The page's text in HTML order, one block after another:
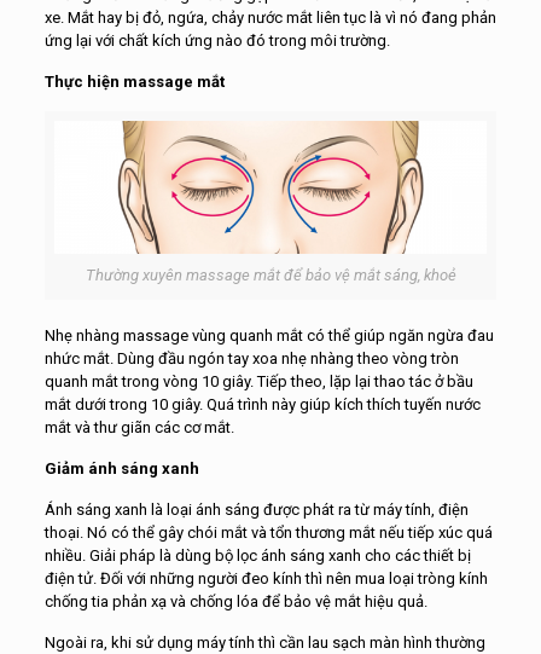
xe. Mắt hay bị đỏ, ngứa, chảy nước mắt liên tục là vì nó đang phản
ứng lại với chất kích ứng nào đó trong môi trường.
Thực hiện massage mắt
Thường xuyên massage mắt để bảo vệ mắt sáng, khoẻ
Nhẹ nhàng massage vùng quanh mắt có thể giúp ngăn ngừa đau
nhức mắt. Dùng đầu ngón tay xoa nhẹ nhàng theo vòng tròn
quanh mắt trong vòng 10 giây. Tiếp theo, lặp lại thao tác ở bầu
mắt dưới trong 10 giây. Quá trình này giúp kích thích tuyến nước
mắt và thư giãn các cơ mắt.
Giảm ánh sáng xanh
Ánh sáng xanh là loại ánh sáng được phát ra từ máy tính, điện
thoại. Nó có thể gây chói mắt và tổn thương mắt nếu tiếp xúc quá
nhiều. Giải pháp là dùng bộ lọc ánh sáng xanh cho các thiết bị
điện tử. Đối với những người đeo kính thì nên mua loại tròng kính
chống tia phản xạ và chống lóa để bảo vệ mắt hiệu quả.
Ngoài ra, khi sử dụng máy tính thì cần lau sạch màn hình thường